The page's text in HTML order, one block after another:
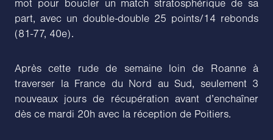
mot pour boucler un match stratosphérique de sa
part, avec un double-double 25 points/14 rebonds
(81-77, 40e).
Après cette rude de semaine loin de Roanne à
traverser la France du Nord au Sud, seulement 3
nouveaux jours de récupération avant d’enchaîner
dès ce mardi 20h avec la réception de Poitiers.